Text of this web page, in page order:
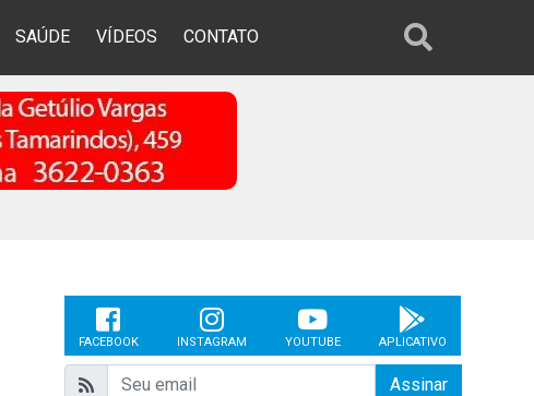
SAÚDE VÍDEOS CONTATO
FACEBOOK INSTAGRAM YOUTUBE APLICATIVO
Assinar